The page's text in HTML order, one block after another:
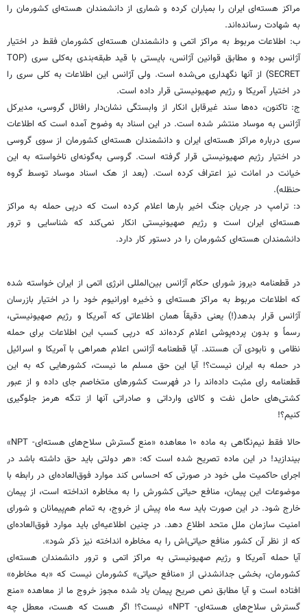
مراکز هسته‌ای ‌ایران را بمباران کرده و شماری از دانشمندان هسته‌ای کشورمان را
به شهادت رسانده‌اند.
ب: اطلاعات مربوط به مراکز اتمی و دانشمندان هسته‌ای کشورمان فقط در اختیار
آژانس بوده و مطابق قوانین آژانس، بایستی با قید طبقه‌بندی به‌کلی سری (TOP
SECRET) از آنها نگهداری می‌شده است. ولی آژانس این اطلاعات به کلی سری را
در اختیار آمریکا و رژیم صهیونیستی قرار داده است.
ج: تاکنون، ده‌ها سند غیرقابل انکار از وابستگی نشان‌دار رافائل گروسی، مدیرکل
آژانس به موساد منتشر شده است. در این اسناد به وضوح آمده است که اطلاعات
سری درباره مراکز هسته‌ای ایران و دانشمندان هسته‌ای کشورمان از سوی گروسی
در اختیار رژیم صهیونیستی قرار گرفته است. گروسی به‌گونه‌ای ناخواسته به این
خیانت در امانت نیز اعتراف کرده است. (بعد از هک اسناد موساد توسط گروه
حنظله‌).
د: ترامپ در جریان جنگ اخیر بارها اعلام کرده است که درپی حمله به مراکز
هسته‌ای ایران است و رژیم صهیونیستی انکار نمی‌کند که شناسایی و ترور
دانشمندان هسته‌ای کشورمان را در دستور کار دارد.
در قطعنامه دیروز شورای حکام آژانس بین‌المللی انرژی اتمی از ایران خواسته شده
که اطلاعات مربوط به مراکز هسته‌ای و ذخیره اورانیوم خود را در اختیار بازرسان
آژانس قرار بدهد(!) یعنی دقیقاً همان اطلاعاتی که آمریکا و رژیم صهیونیستی،
رسماً و بدون پرده‌پوشی اعلام کرده‌اند که درپی کسب این اطلاعات برای حمله
نظامی و نابودی آن هستند. آیا قطعنامه آژانس اعلام همراهی با آمریکا و اسرائیل
در حمله به ایران نیست؟! آیا این حق مسلم ما نیست، کشورهایی که به این
قطعنامه رای مثبت داده‌اند را در فهرست کشورهای متخاصم جای داده و از عبور
کشتی‌های حامل نفت و کالای وارداتی و صادراتی آنها از تنگه هرمز جلوگیری
کنیم؟!
حالا فقط نیم‌نگاهی به ماده ۱۰ معاهده «منع گسترش سلاح‌های هسته‌ای- NPT‌»
بیندازید! در این ماده تصریح شده است که: «‌هر دولتی باید حق داشته باشد در
اجرای حاکمیت ملی خود در صورتی که احساس کند موارد فوق‌العاده‌ای در رابطه با
موضوعات این پیمان، منافع حیاتی کشورش را به مخاطره انداخته است، از پیمان
خارج شود. در این صورت باید سه ماه پیش از خروج، به تمام هم‌پیمانان و شورای
امنیت سازمان ملل متحد اطلاع دهد. در چنین اطلاعیه‌ای باید موارد فوق‌العاده‌ای
که از نظر آن کشور منافع حیاتی‌اش را به مخاطره انداخته نیز ذکر شود».
آیا حمله آمریکا و رژیم صهیونیستی به مراکز اتمی و ترور دانشمندان هسته‌ای
کشورمان، بخشی جدانشدنی از «‌منافع حیاتی» کشورمان نیست که «به مخاطره‌»
افتاده است و آیا مطابق نص صریح پیمان یاد شده مجوز خروج ما از معاهده «‌منع
گسترش سلاح‌های هسته‌ای- NPT‌» نیست؟! اگر هست که هست، معطل چه